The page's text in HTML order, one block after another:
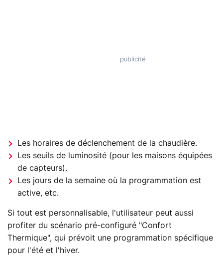
Les horaires de déclenchement de la chaudière.
Les seuils de luminosité (pour les maisons équipées
de capteurs).
Les jours de la semaine où la programmation est
active, etc.
Si tout est personnalisable, l'utilisateur peut aussi
profiter du scénario pré-configuré "Confort
Thermique", qui prévoit une programmation spécifique
pour l'été et l'hiver.